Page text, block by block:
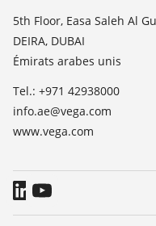
TeamViewer
News
Presse
5th Floor, Easa Saleh Al
DEIRA, DUBAI
Émirats arabes unis
Tel.: +971 42938000
info.ae@vega.com
www.vega.com